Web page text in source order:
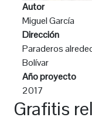
Autor
Miguel García
Dirección
Paraderos
Bolívar
Año proyecto
2017
Grafitis